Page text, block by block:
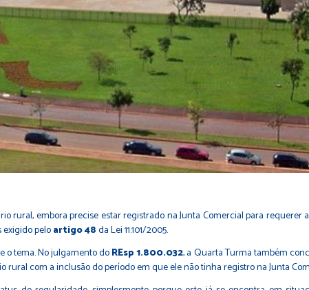
rural, embora precise estar registrado na Junta Comercial para requerer
peloartigo 48da Lei 11.101/2005.
o tema. No julgamento doREsp 1.800.032, a Quarta Turma também
com a inclusão do período em que ele não tinha registro na Junta